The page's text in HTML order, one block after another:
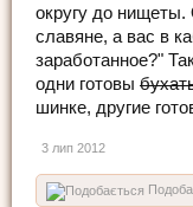
округу до нищеты.
славяне, а вас в
заработанное?"
одни готовы
шинке, другие
3 лип 2012